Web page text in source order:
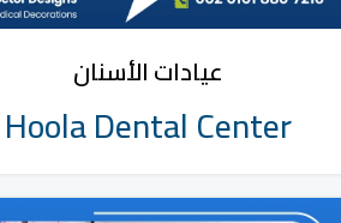
عيادات الأسنان
Hoola Dental Center